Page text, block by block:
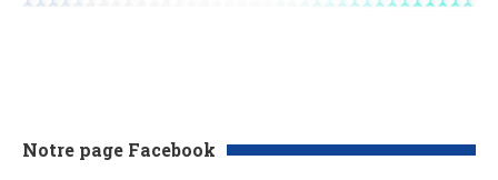
Notre page Facebook